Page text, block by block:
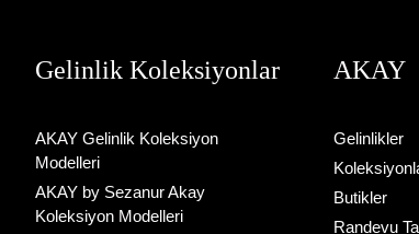
Gelinlik Koleksiyonlar
AKAY Gelinlik Koleksiyon
Modelleri
AKAY by Sezanur Akay
Koleksiyon Modelleri
AKAY
Gelinlikler
Butikler
Randevu